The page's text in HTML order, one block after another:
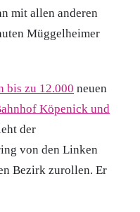
mit allen anderen
Müggelheimer
bis zu 12.000 neuen
Köpenick und
der
von den Linken
Bezirk zurollen. Er